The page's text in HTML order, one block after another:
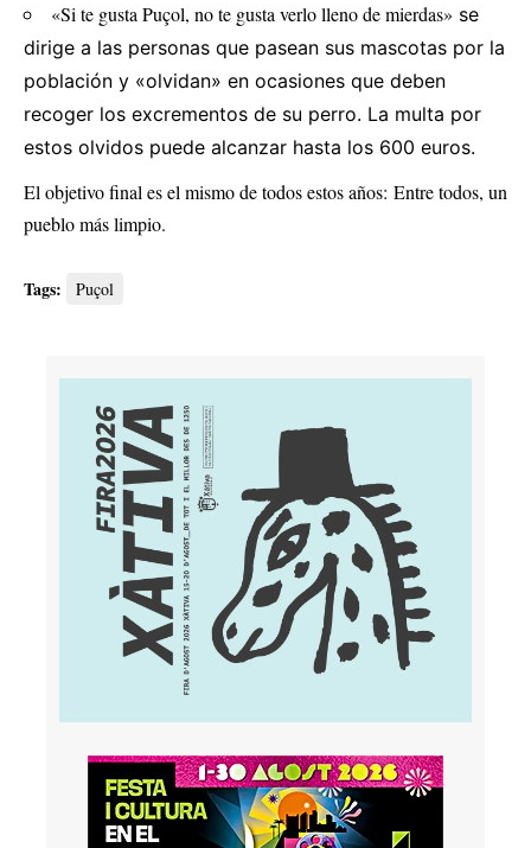
«Si te gusta Puçol, no te gusta verlo lleno de mierdas» se
dirige a las personas que pasean sus mascotas por la
población y «olvidan» en ocasiones que deben
recoger los excrementos de su perro. La multa por
estos olvidos puede alcanzar hasta los 600 euros.
El objetivo final es el mismo de todos estos años: Entre todos, un
pueblo más limpio.
Tags: Puçol